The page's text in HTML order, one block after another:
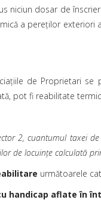
niciun dosar de
a pereților
de Proprietari
pot fi reabilitate
2, cuantumul taxei
de locuinţe calculată
următoarele
handicap aflate în